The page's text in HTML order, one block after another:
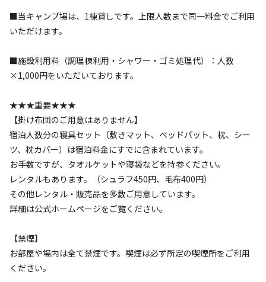
■当キャンプ場は、1棟貸しです。上限人数まで同一料金でご利用
いただけます。
■施設利用料（調理棟利用・シャワー・ゴミ処理代）：人数
×1,000円をいただいております。
★★★重要★★★
【掛け布団のご用意はありません】
宿泊人数分の寝具セット（敷きマット、ベッドパット、枕、シー
ツ、枕カバー）は宿泊料金にすでに含まれています。
お手数ですが、タオルケットや寝袋などを持参ください。
レンタルもあります。（シュラフ450円、毛布400円）
その他レンタル・販売品を多数ご用意しています。
詳細は公式ホームページをご覧ください。
【禁煙】
お部屋や場内は全て禁煙です。喫煙は必ず所定の喫煙所をご利用
ください。
シーツ、枕カバー）は宿泊料金にすでに含まれています。
お手数ですが、タオルケットや寝袋などを持参ください。
【適切な服装で】
そのため１年中、夏(7～9月)でも特に夜間は冷え込みますの
で、長袖や上に羽織れるもののご用意をお願いします。夜は
スウェットなどがあると安心です◎
また、天候に関係なく、履き慣れたスニーカーなどでお越し
ください。
【虫もいます】
このキャンプ場は、自然豊かな山に囲まれた森の中にありま
どうしても季節によって虫が多くなることがあります。
快適に過ごしていただくために、虫除けスプレーや長袖・長
ズボンの着用をおすすめします。